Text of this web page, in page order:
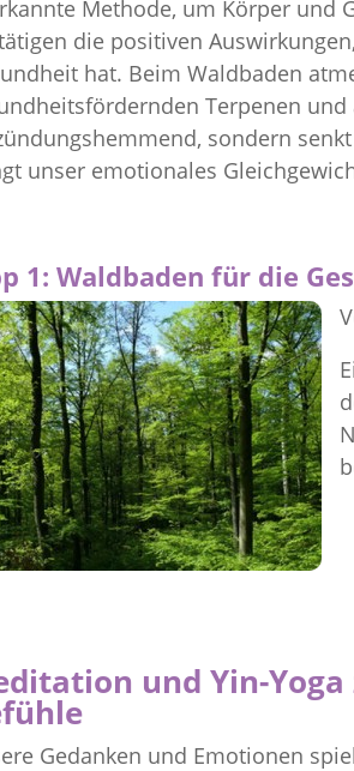
Methode, um Körper und
die positiven
hat. Beim Waldbaden
Terpenen
sondern
unser emotionales
1: Waldbaden für die
und Yin-
Gedanken und Emotionen